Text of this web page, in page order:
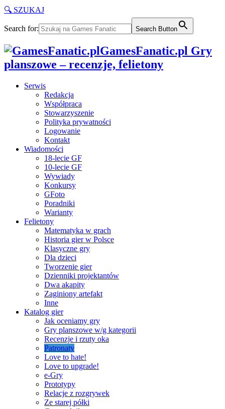
🔍 SZUKAJ
Search for: Search Button
GamesFanatic.pl Gry
planszowe – recenzje, felietony
Serwis
Redakcja
Współpraca
Stowarzyszenie
Polityka prywatności
Logowanie
Kontakt
Wiadomości
18-lecie GF
10-lecie GF
Wywiady
Konkursy
GFoto
Poradniki
Warianty
Felietony
Matematyka w grach
Historia gier w Polsce
Klasyczne gry
Dla dzieci
Tworzenie gier
Dzienniki projektantów
Dwa akapity
Zaginiony artefakt
Inne
Katalog gier
Jak oceniamy gry
Gry planszowe w/g kategorii
Recenzje i rzuty oka
Patronaty
Love to hate!
Love to upgrade!
e-Gry
Prototypy
Relacje z rozgrywek
Ze starej półki